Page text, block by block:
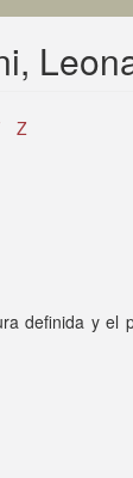
Z
definida y el